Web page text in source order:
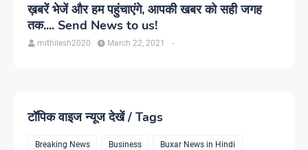
ख़बरें भेजें और हम पहुंचाएंगे, आपकी खबर को सही जगह
तक.... Send News to us!
mithilesh2020 -
March 22, 2021
टॉपिक वाइज न्यूज देखें / Tags
Breaking News Business Buxar News in Hindi